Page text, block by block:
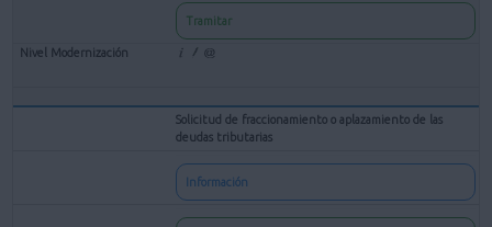
Tramitar
Solicitud de fraccionamiento o aplazamiento de las
deudas tributarias
Información